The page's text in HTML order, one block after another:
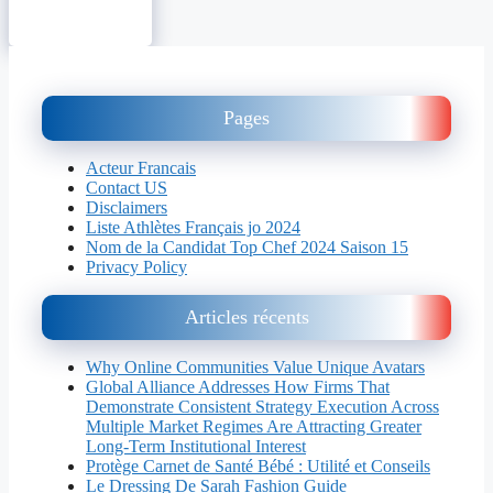
Pages
Acteur Francais
Contact US
Disclaimers
Liste Athlètes Français jo 2024
Nom de la Candidat Top Chef 2024 Saison 15
Privacy Policy
Articles récents
Why Online Communities Value Unique Avatars
Global Alliance Addresses How Firms That
Demonstrate Consistent Strategy Execution Across
Multiple Market Regimes Are Attracting Greater
Long-Term Institutional Interest
Protège Carnet de Santé Bébé : Utilité et Conseils
Le Dressing De Sarah Fashion Guide